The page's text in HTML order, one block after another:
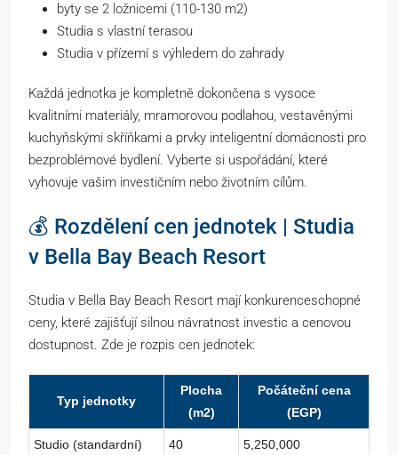
byty se 2 ložnicemi (110-130 m2)
Studia s vlastní terasou
Studia v přízemí s výhledem do zahrady
Každá jednotka je kompletně dokončena s vysoce
kvalitními materiály, mramorovou podlahou, vestavěnými
kuchyňskými skříňkami a prvky inteligentní domácnosti pro
bezproblémové bydlení. Vyberte si uspořádání, které
vyhovuje vašim investičním nebo životním cílům.
💰 Rozdělení cen jednotek | Studia
v Bella Bay Beach Resort
Studia v Bella Bay Beach Resort mají konkurenceschopné
ceny, které zajišťují silnou návratnost investic a cenovou
dostupnost. Zde je rozpis cen jednotek:
Typ jednotky
Plocha
(m2)
Počáteční cena
(EGP)
Studio (standardní) 40 5,250,000